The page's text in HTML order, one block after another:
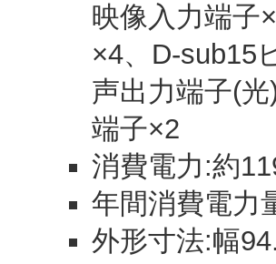
映像入力端子
×4、D-sub15
声出力端子(
端子×2
消費電力:約
年間消費電力
外形寸法:幅